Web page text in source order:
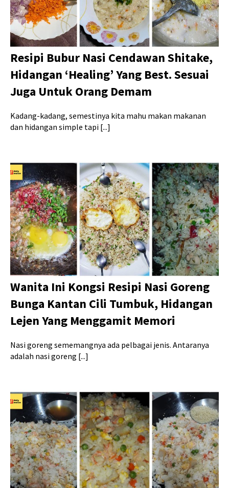
Resipi Bubur Nasi Cendawan Shitake,
Hidangan ‘Healing’ Yang Best. Sesuai
Juga Untuk Orang Demam
Kadang-kadang, semestinya kita mahu makan makanan
dan hidangan simple tapi [...]
Wanita Ini Kongsi Resipi Nasi Goreng
Bunga Kantan Cili Tumbuk, Hidangan
Lejen Yang Menggamit Memori
Nasi goreng sememangnya ada pelbagai jenis. Antaranya
adalah nasi goreng [...]